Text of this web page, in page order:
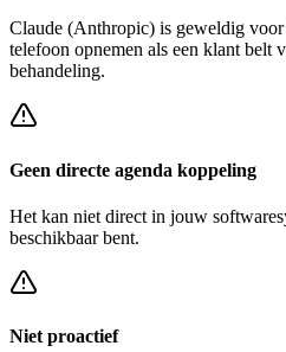
Claude (Anthropic) is geweldig
telefoon opnemen als een klant belt
behandeling.
Geen directe agenda koppeling
Het kan niet direct in jouw
beschikbaar bent.
Niet proactief